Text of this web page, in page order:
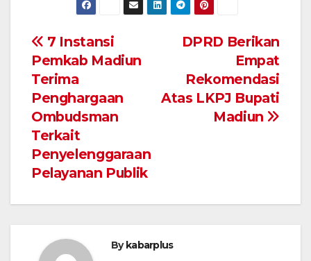
Navigasi
pos
DPRD Berikan
Empat
Rekomendasi
Atas LKPJ Bupati
Madiun
7 Instansi
Pemkab Madiun
Terima
Penghargaan
Ombudsman
Terkait
Penyelenggaraan
Pelayanan Publik
By kabarplus